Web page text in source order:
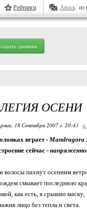
Рейтинги Авось из
дневник
ОСЕНИ
18 Сентября 2007 г. 20:43 +
играет - Mandragora
сейчас -
волосы пахнут осенним
смывает последнюю
как есть, я срываю маску,
лицо без тепла и света.